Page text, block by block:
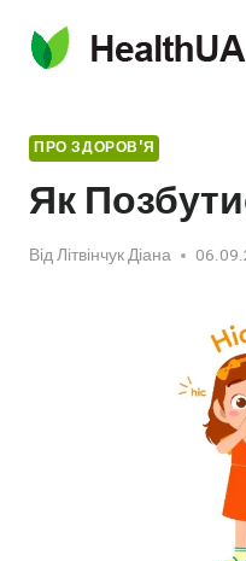
вмісту
ПРО ЗДОРОВ'Я
Як
ВідЛітвінчук Діана